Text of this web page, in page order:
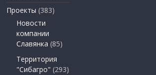
Проекты (383)
Новости
компании
Славянка (85)
Территория
"Сибагро" (293)